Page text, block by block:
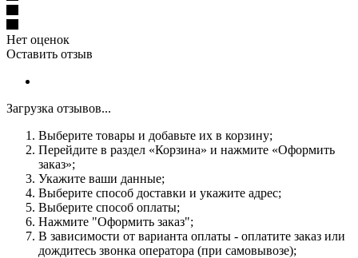
Нет оценок
Оставить отзыв
Загрузка отзывов...
Выберите товары и добавьте их в корзину;
Перейдите в раздел «Корзина» и нажмите «Оформить
заказ»;
Укажите ваши данные;
Выберите способ доставки и укажите адрес;
Выберите способ оплаты;
Нажмите "Оформить заказ";
В зависимости от варианта оплаты - оплатите заказ или
дождитесь звонка оператора (при самовывозе);